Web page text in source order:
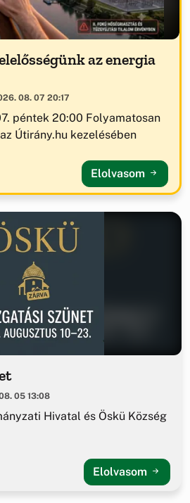
az energia
08. 07 20:17
péntek 20:00 Folyamatosan
Útirány.hu kezelésében
Elolvasom
05 13:08
Hivatal és Öskü Község
Elolvasom